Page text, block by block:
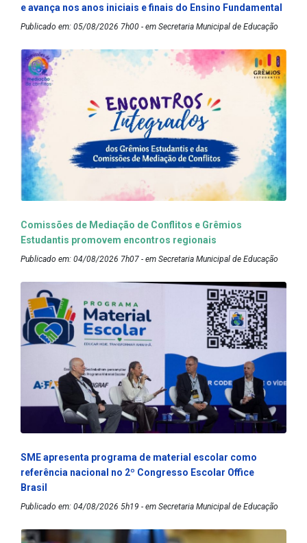
e avança nos anos iniciais e finais do Ensino Fundamental
Publicado em: 05/08/2026 7h00 - em Secretaria Municipal de Educação
Comissões de Mediação de Conflitos e Grêmios
Estudantis promovem encontros regionais
Publicado em: 04/08/2026 7h07 - em Secretaria Municipal de Educação
SME apresenta programa de material escolar como
referência nacional no 2º Congresso Escolar Office
Brasil
Publicado em: 04/08/2026 5h19 - em Secretaria Municipal de Educação